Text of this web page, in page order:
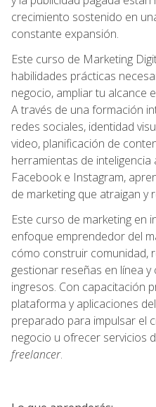
crecimiento sostenido en
constante expansión.
Este curso de Marketing
habilidades prácticas
negocio, ampliar tu alcance
A través de una formación
redes sociales, identidad
video, planificación de
herramientas de inteligencia
Facebook e Instagram,
de marketing que atraigan y
Este curso de marketing en
enfoque emprendedor del
cómo construir comunidad,
gestionar reseñas en línea
ingresos. Con capacitación
plataforma y aplicaciones
preparado para impulsar el
negocio u ofrecer servicios
freelancer.